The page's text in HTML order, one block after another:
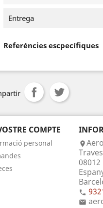
Entrega
Referéncies escpecífiques
COMPTE
personal


